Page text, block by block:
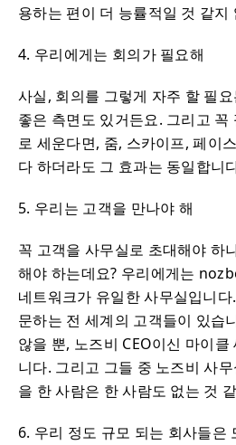
용하는 편이 더 능률적일 것 같지
4. 우리에게는 회의가 필요해
사실, 회의를 그렇게 자주 할 필
좋은 측면도 있거든요. 그리고 꼭
로 세운다면, 줌, 스카이프, 페이
다 하더라도 그 효과는 동일합니
5. 우리는 고객을 만나야 해
꼭 고객을 사무실로 초대해야 하
해야 하는데요? 우리에게는
네트워크가 유일한 사무실입니
문하는 전 세계의 고객들이 있습
않을 뿐, 노즈비 CEO이신 마이
니다. 그리고 그들 중 노즈비 사
을 한 사람은 한 사람도 없는 것
6. 우리 정도 규모 되는 회사들은